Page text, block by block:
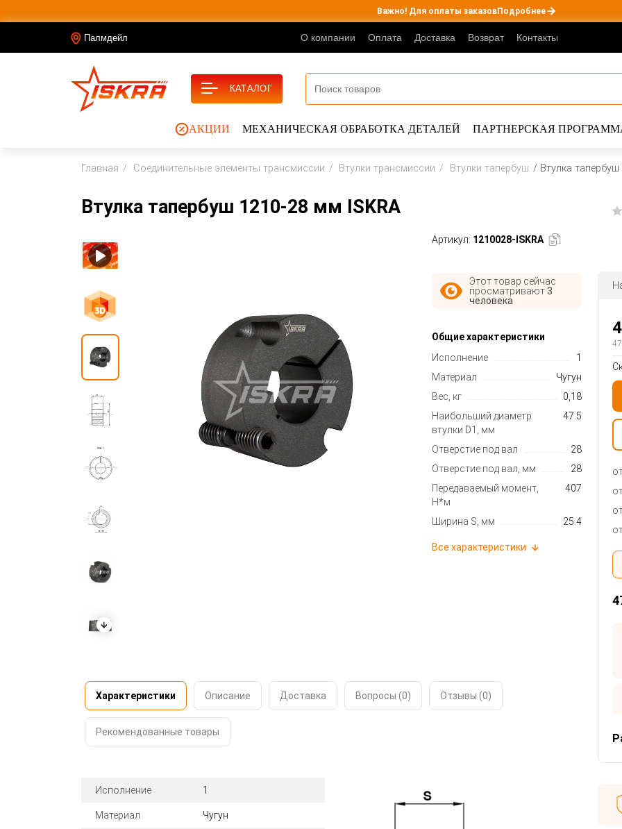
Важно! Для оплаты заказовПодробнее
Палмдейл О компании Оплата Доставка Возврат Контакты
АКЦИИ МЕХАНИЧЕСКАЯ ОБРАБОТКА ДЕТАЛЕЙ ПАРТНЕРСКАЯ
КАТАЛОГ
Главная Соединительные элементы трансмиссии Втулки трансмиссии Втулки тапербуш Втулка
Втулка тапербуш 1210-28 мм ISKRA
Артикул: 1210028-ISKRA
Этот товар сейчас
просматривают3
человека
Общие характеристики
Исполнение
1
Материал
Чугун
Вес, кг
0,18
Наибольший диаметр
втулки D1, мм
47.5
Отверстие под вал
28
Отверстие под вал, мм
28
Передаваемый момент,
Н*м
407
Ширина S, мм 25.4
Все характеристики
Характеристики Описание Доставка Вопросы (0) Отзывы (0)
Рекомендованные товары
Исполнение 1
Материал Чугун